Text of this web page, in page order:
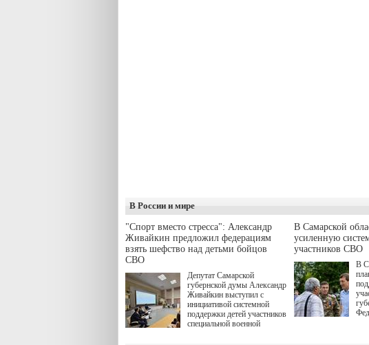
В России и мире
"Спорт вместо стресса": Александр
Живайкин предложил федерациям
взять шефство над детьми бойцов
СВО
Депутат Самарской
губернской думы Александр
Живайкин выступил с
инициативой системной
поддержки детей участников
специальной военной
В Самарской
усиленную
участников СВО
В